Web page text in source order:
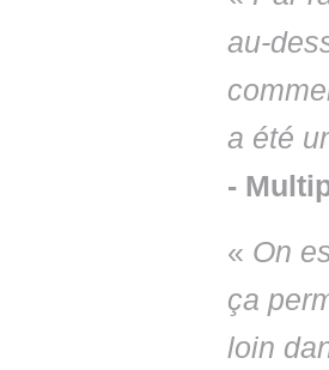
au-
a été
-
« On
ça
loin